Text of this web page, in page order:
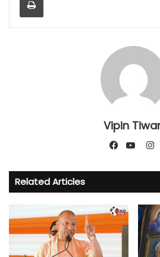
Vipin
Related Articles